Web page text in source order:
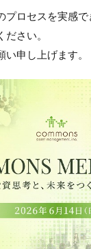
プロセスを実感
さい。
申し上げます。